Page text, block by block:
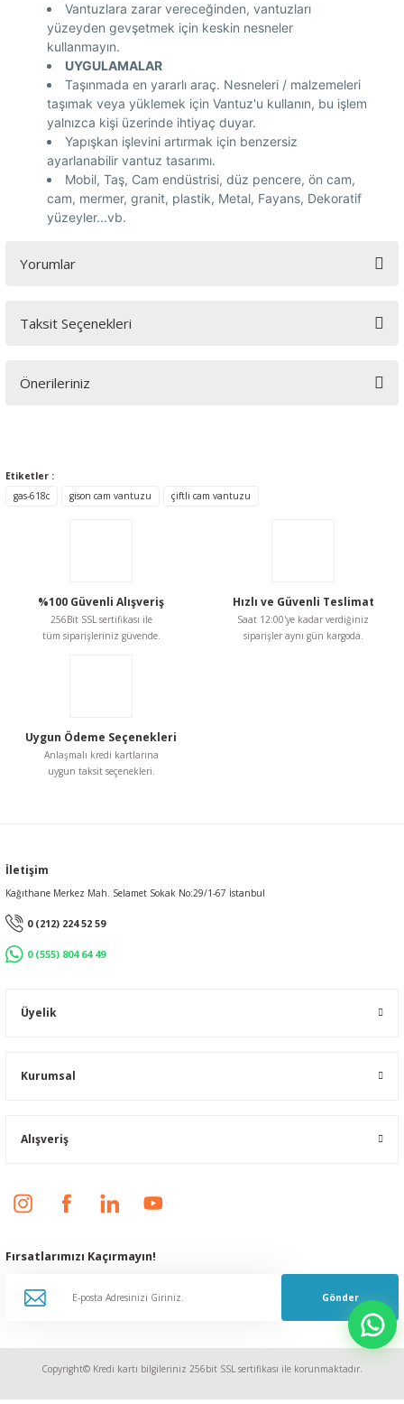
Vantuzlara zarar vereceğinden, vantuzları
yüzeyden gevşetmek için keskin nesneler
kullanmayın.
UYGULAMALAR
Taşınmada en yararlı araç. Nesneleri / malzemeleri
taşımak veya yüklemek için Vantuz'u kullanın, bu işlem
yalnızca kişi üzerinde ihtiyaç duyar.
Yapışkan işlevini artırmak için benzersiz
ayarlanabilir vantuz tasarımı.
Mobil, Taş, Cam endüstrisi, düz pencere, ön cam,
cam, mermer, granit, plastik, Metal, Fayans, Dekoratif
yüzeyler...vb.
Yorumlar
Taksit Seçenekleri
Önerileriniz
Görüş ve önerileriniz için teşekkür ederiz.
Ürün fiyatı diğer sitelerden daha pahalı.
Bu ürüne benzer farklı alternatifler olmalı.
Etiketler :
gas-618c
gison cam vantuzu çiftli cam vantuzu
%100 Güvenli Alışveriş
256Bit SSL sertifikası ile
tüm siparişleriniz güvende.
Hızlı ve Güvenli Teslimat
Saat 12:00'ye kadar verdiğiniz
siparişler aynı gün kargoda.
Uygun Ödeme Seçenekleri
Anlaşmalı kredi kartlarına
uygun taksit seçenekleri.
İletişim
Kağıthane Merkez Mah. Selamet Sokak No:29/1-67 İstanbul
0 (212) 224 52 59
0 (555) 804 64 49
Üyelik
Kurumsal
Alışveriş
Fırsatlarımızı Kaçırmayın!
Gönder
Copyright© Kredi kartı bilgileriniz 256bit SSL sertifikası ile korunmaktadır.